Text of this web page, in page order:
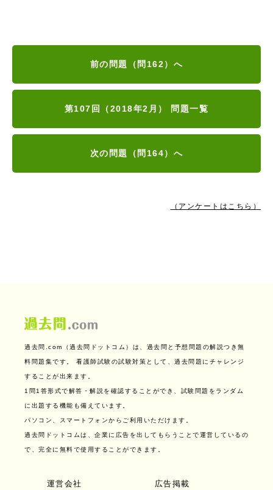
前の問題（問162）へ
第107回（2018年2月） 問題一覧
次の問題（問164）へ
（アンケートはこちら）
過去問.com（過去問ドットコム）は、過去問と予想問題の解説つき無
料問題集です。 看護師試験の試験対策として、過去問題にチャレンジ
することが出来ます。
1問1答形式で解答・解説を確認することができ、試験問題をランダム
に出題する機能も備えています。
パソコン、スマートフォンからご利用いただけます。
過去問ドットコムは、企業に広告を出してもらうことで運営しているの
で、完全に無料で使用することができます。
運営会社 広告掲載